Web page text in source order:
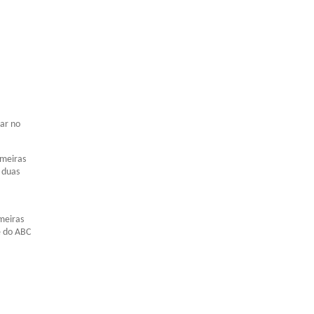
no
ABC